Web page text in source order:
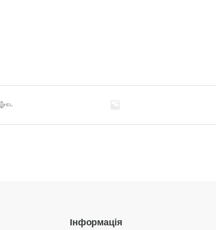
Інформація